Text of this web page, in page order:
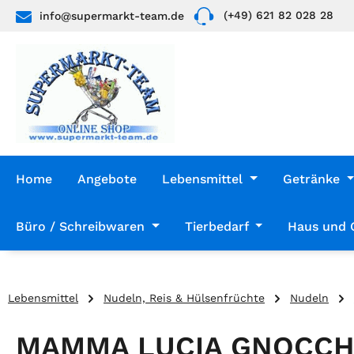
Hauptinhalt springen
Zur Suche springen
Zur Hauptnavigation springen
info@supermarkt-team.de (+49) 621 82 028 28
Home Angebote Lebensmittel Getränke
Büro / Schreibwaren Tierbedarf Haus und
Lebensmittel Nudeln, Reis & Hülsenfrüchte Nudeln
MAMMA LUCIA